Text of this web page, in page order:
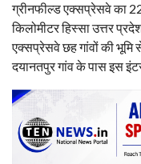
ग्रीनफील्ड एक्सप्रेसवे का
किलोमीटर हिस्सा उत्तर
एक्सप्रेसवे छह गांवों की
दयानतपुर गांव के पास इस